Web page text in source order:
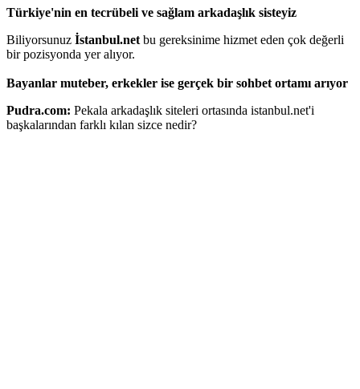
Türkiye'nin en tecrübeli ve sağlam arkadaşlık sisteyiz
Biliyorsunuz İstanbul.net bu gereksinime hizmet eden çok değerli
bir pozisyonda yer alıyor.
Bayanlar muteber, erkekler ise gerçek bir sohbet ortamı arıyor
Pudra.com: Pekala arkadaşlık siteleri ortasında istanbul.net'i
başkalarından farklı kılan sizce nedir?